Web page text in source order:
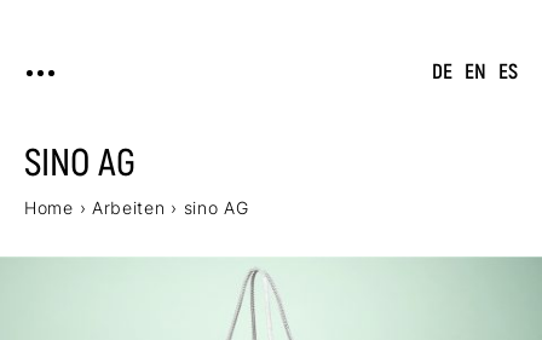
DE EN ES
SINO AG
Home › Arbeiten › sino AG